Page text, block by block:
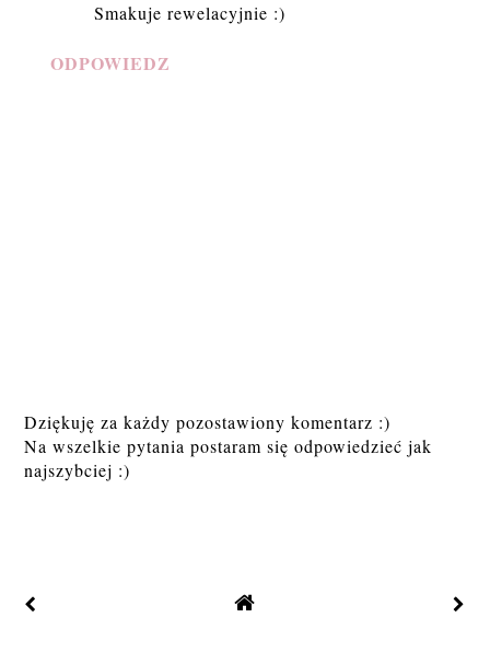
Smakuje rewelacyjnie :)
ODPOWIEDZ
Dziękuję za każdy pozostawiony komentarz :)
Na wszelkie pytania postaram się odpowiedzieć jak
najszybciej :)